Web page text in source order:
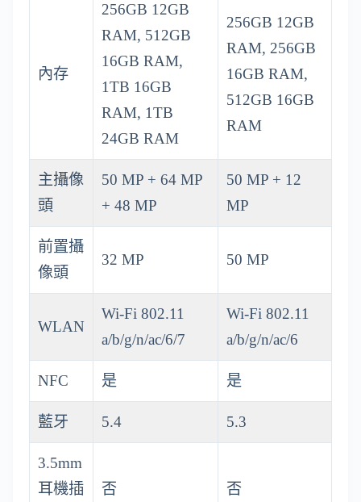
內存
256GB 12GB
RAM, 512GB
16GB RAM,
1TB 16GB
RAM, 1TB
24GB RAM
256GB 12GB
RAM, 256GB
16GB RAM,
512GB 16GB
RAM
主攝像
頭
50 MP + 64 MP
+ 48 MP
50 MP + 12
MP
前置攝
像頭
32 MP 50 MP
WLAN
Wi-Fi 802.11
a/b/g/n/ac/6/7
Wi-Fi 802.11
a/b/g/n/ac/6
NFC 是 是
藍牙 5.4 5.3
3.5mm
耳機插
否 否